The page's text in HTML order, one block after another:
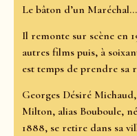
Le bâton d’un Maréchal...
Il remonte sur scène en
autres films puis, à
est temps de prendre sa
Georges Désiré
Milton, alias Bouboule,
1888, se retire dans sa